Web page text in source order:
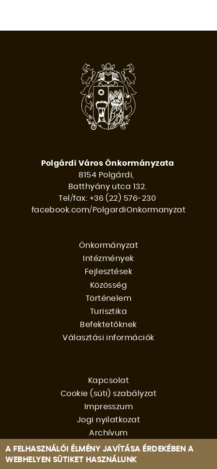
Polgárdi Város Önkormányzata
8154 Polgárdi,
Batthyány utca 132.
Tel/fax: +36 (22) 576-230
facebook.com/PolgardiOnkormanyzat
Önkormányzat
Intézmények
Fejlesztések
Közösség
Történelem
Turisztika
Befektetőknek
Választási információk
Kapcsolat
Cookie (süti) szabályzat
Impresszum
Jogi nyilatkozat
Archívum
A FELHASZNÁLÓI ÉLMÉNY JAVÍTÁSA ÉRDEKÉBEN A
WEBHELYEN SÜTIKET HASZNÁLUNK